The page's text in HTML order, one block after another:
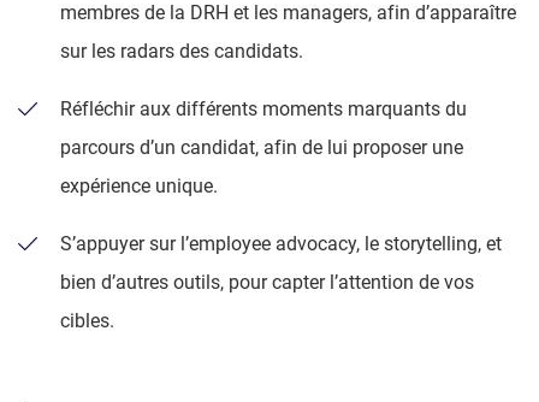
membres de la DRH et les managers, afin d’apparaître
sur les radars des candidats.
Réfléchir aux différents moments marquants du
parcours d’un candidat, afin de lui proposer une
expérience unique.
S’appuyer sur l’employee advocacy, le storytelling, et
bien d’autres outils, pour capter l’attention de vos
cibles.